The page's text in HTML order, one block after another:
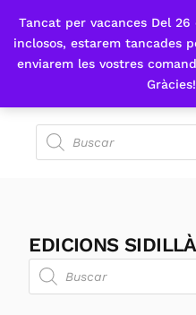
Tancat per vacances Del 26
inclosos, estarem tancades
enviarem les vostres
Gràcies!
Fes-te'n sòcia
EDICIONS